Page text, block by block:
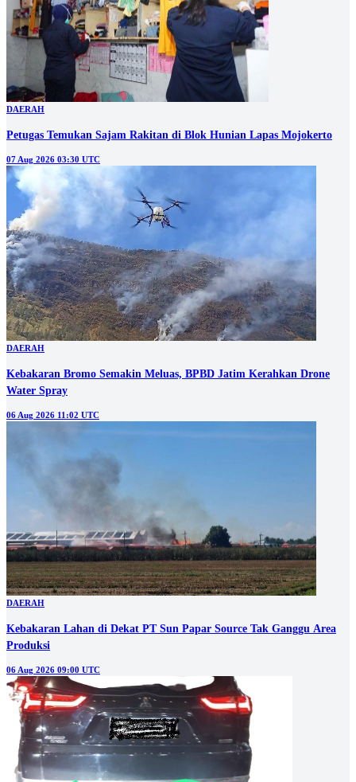
DAERAH
Petugas Temukan Sajam Rakitan di Blok Hunian Lapas Mojokerto
07 Aug 2026 03:30 UTC
DAERAH
Kebakaran Bromo Semakin Meluas, BPBD Jatim Kerahkan Drone
Water Spray
06 Aug 2026 11:02 UTC
DAERAH
Kebakaran Lahan di Dekat PT Sun Papar Source Tak Ganggu Area
Produksi
06 Aug 2026 09:00 UTC